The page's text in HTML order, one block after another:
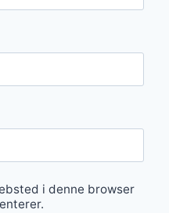
i denne browser